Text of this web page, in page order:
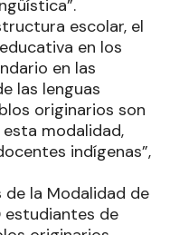
escolar, el
en los
en las
las lenguas
originarios son
modalidad,
indígenas”,
de la Modalidad de
estudiantes de